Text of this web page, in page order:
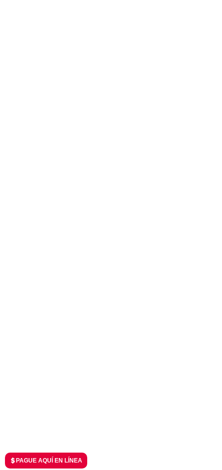
PAGUE AQUÍ EN LÍNEA